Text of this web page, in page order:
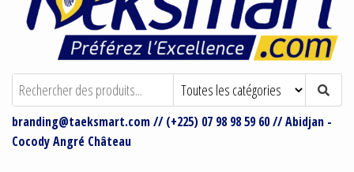
Taeksmart Group
Bienvenue sur le site de Taeksmart
Group
branding@taeksmart.com // (+225) 07 98 98 59 60 // Abidjan -
Cocody Angré Château